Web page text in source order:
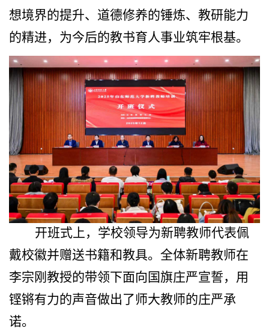
想境界的提升、道德修养的锤炼、教研能力
的精进，为今后的教书育人事业筑牢根基。
开班式上，学校领导为新聘教师代表佩
戴校徽并赠送书籍和教具。全体新聘教师在
李宗刚教授的带领下面向国旗庄严宣誓，用
铿锵有力的声音做出了师大教师的庄严承
诺。